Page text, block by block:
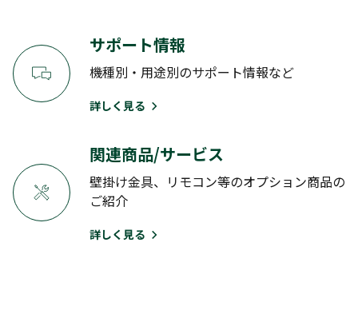
サポート情報
機種別・用途別のサポート情報など
詳しく見る
関連商品/サービス
壁掛け金具、リモコン等のオプション商品の
ご紹介
詳しく見る